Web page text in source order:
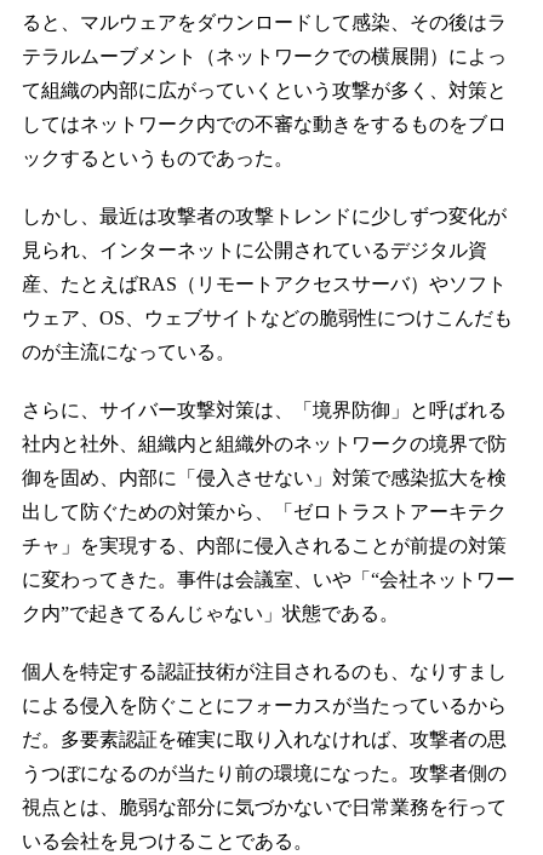
ると、マルウェアをダウンロードして感染、その後はラ
テラルムーブメント（ネットワークでの横展開）によっ
て組織の内部に広がっていくという攻撃が多く、対策と
してはネットワーク内での不審な動きをするものをブロ
ックするというものであった。
しかし、最近は攻撃者の攻撃トレンドに少しずつ変化が
見られ、インターネットに公開されているデジタル資
産、たとえばRAS（リモートアクセスサーバ）やソフト
ウェア、OS、ウェブサイトなどの脆弱性につけこんだも
のが主流になっている。
さらに、サイバー攻撃対策は、「境界防御」と呼ばれる
社内と社外、組織内と組織外のネットワークの境界で防
御を固め、内部に「侵入させない」対策で感染拡大を検
出して防ぐための対策から、「ゼロトラストアーキテク
チャ」を実現する、内部に侵入されることが前提の対策
に変わってきた。事件は会議室、いや「“会社ネットワー
ク内”で起きてるんじゃない」状態である。
個人を特定する認証技術が注目されるのも、なりすまし
による侵入を防ぐことにフォーカスが当たっているから
だ。多要素認証を確実に取り入れなければ、攻撃者の思
うつぼになるのが当たり前の環境になった。攻撃者側の
視点とは、脆弱な部分に気づかないで日常業務を行って
いる会社を見つけることである。